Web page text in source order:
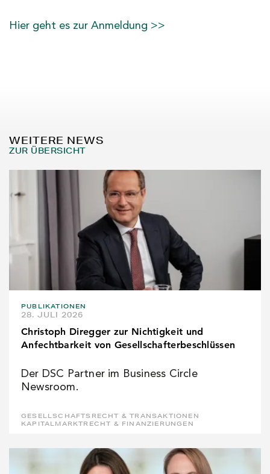
Hier geht es zur Anmeldung >>
WEITERE NEWS
ZUR ÜBERSICHT
PUBLIKATIONEN
28. JULI 2026
Christoph Diregger zur Nichtigkeit und
Anfechtbarkeit von Gesellschafterbeschlüssen
Der DSC Partner im Business Circle
Newsroom.
GESELLSCHAFTSRECHT & TRANSAKTIONEN
KAPITALMARKTRECHT & FINANZIERUNGEN